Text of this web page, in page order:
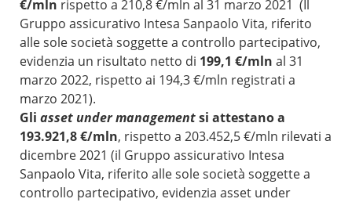
€/mln rispetto a 210,8 €/mln al 31 marzo 2021 (Il
Gruppo assicurativo Intesa Sanpaolo Vita, riferito
alle sole società soggette a controllo partecipativo,
evidenzia un risultato netto di 199,1 €/mln al 31
marzo 2022, rispetto ai 194,3 €/mln registrati a
marzo 2021).
Gli asset under managementsi attestano a
193.921,8 €/mln, rispetto a 203.452,5 €/mln rilevati a
dicembre 2021 (il Gruppo assicurativo Intesa
Sanpaolo Vita, riferito alle sole società soggette a
controllo partecipativo, evidenzia asset under